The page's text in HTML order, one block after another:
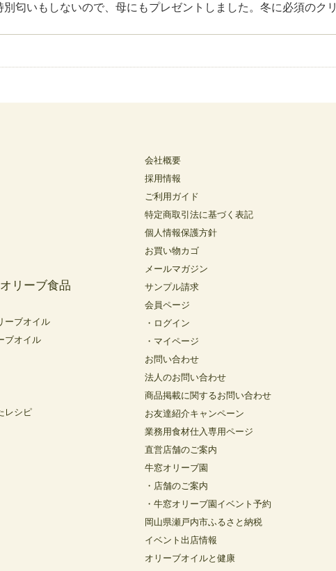
匂いもしないので、母にもプレゼントしました。冬に必須のクリ
リーブ食品
ーブオイル
ブオイル
レシピ
会社概要
採用情報
ご利用ガイド
特定商取引法に基づく表記
個人情報保護方針
お買い物カゴ
メールマガジン
サンプル請求
会員ページ
・ログイン
・マイページ
お問い合わせ
法人のお問い合わせ
商品掲載に関するお問い合わせ
お友達紹介キャンペーン
業務用食材仕入専用ページ
直営店舗のご案内
牛窓オリーブ園
・店舗のご案内
・牛窓オリーブ園イベント予約
岡山県瀬戸内市ふるさと納税
イベント出店情報
オリーブオイルと健康